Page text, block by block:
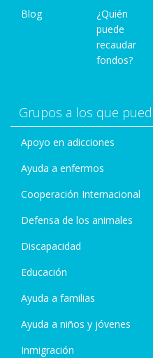
Blog
¿Quién
puede
recaudar
fondos?
Grupos a los que
Apoyo en adicciones
Ayuda a enfermos
Cooperación Internacional
Defensa de los animales
Discapacidad
Educación
Ayuda a familias
Ayuda a niños y jóvenes
Inmigración